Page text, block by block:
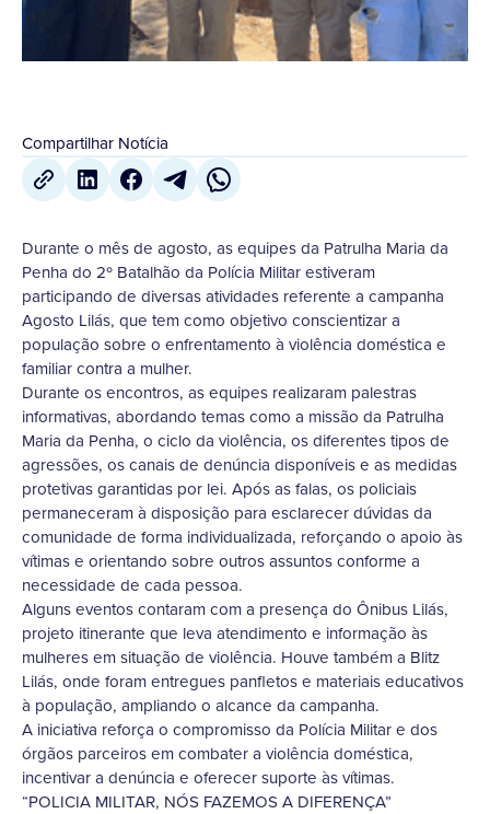
Compartilhar Notícia
Durante o mês de agosto, as equipes da Patrulha Maria da
Penha do 2º Batalhão da Polícia Militar estiveram
participando de diversas atividades referente a campanha
Agosto Lilás, que tem como objetivo conscientizar a
população sobre o enfrentamento à violência doméstica e
familiar contra a mulher.
Durante os encontros, as equipes realizaram palestras
informativas, abordando temas como a missão da Patrulha
Maria da Penha, o ciclo da violência, os diferentes tipos de
agressões, os canais de denúncia disponíveis e as medidas
protetivas garantidas por lei. Após as falas, os policiais
permaneceram à disposição para esclarecer dúvidas da
comunidade de forma individualizada, reforçando o apoio às
vítimas e orientando sobre outros assuntos conforme a
necessidade de cada pessoa.
Alguns eventos contaram com a presença do Ônibus Lilás,
projeto itinerante que leva atendimento e informação às
mulheres em situação de violência. Houve também a Blitz
Lilás, onde foram entregues panfletos e materiais educativos
à população, ampliando o alcance da campanha.
A iniciativa reforça o compromisso da Polícia Militar e dos
órgãos parceiros em combater a violência doméstica,
incentivar a denúncia e oferecer suporte às vítimas.
“POLICIA MILITAR, NÓS FAZEMOS A DIFERENÇA”